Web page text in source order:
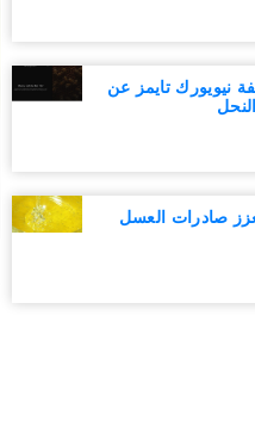
نيويورك تايمز عن
صادرات العسل